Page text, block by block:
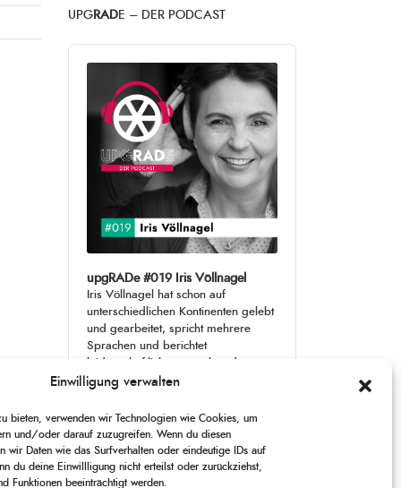
Einwilligung verwalten
bieten, verwenden wir Technologien wie Cookies, um
und/oder darauf zuzugreifen. Wenn du diesen
wir Daten wie das Surfverhalten oder eindeutige IDs auf
du deine Einwillligung nicht erteilst oder zurückziehst,
Funktionen beeinträchtigt werden.
UPG RADE – DER PODCAST
Audio
Player
upgRADe #019 Iris Völlnagel
Iris Völlnagel hat schon auf
unterschiedlichen Kontinenten gelebt
und gearbeitet, spricht mehrere
Sprachen und berichtet
leidenschaftlich gerne über das, was
sie erlebt – als Journalistin,
CHANGE
PLAYBACK
RATE
1
SKIP
BACKWARD
PLAY
PAUSE
JUMP
FORWARD
THIS
00:00 00:00